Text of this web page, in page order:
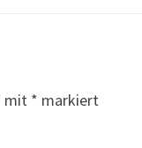
mit * markiert